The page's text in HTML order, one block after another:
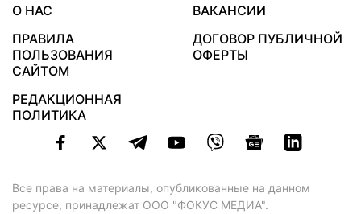
О НАС
ВАКАНСИИ
ПРАВИЛА
ПОЛЬЗОВАНИЯ
САЙТОМ
ДОГОВОР ПУБЛИЧНОЙ
ОФЕРТЫ
РЕДАКЦИОННАЯ
ПОЛИТИКА
Все права на материалы, опубликованные на данном
ресурсе, принадлежат ООО "ФОКУС МЕДИА".